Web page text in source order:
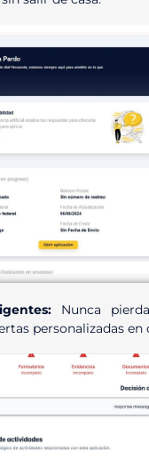
Nunca
personalizadas en